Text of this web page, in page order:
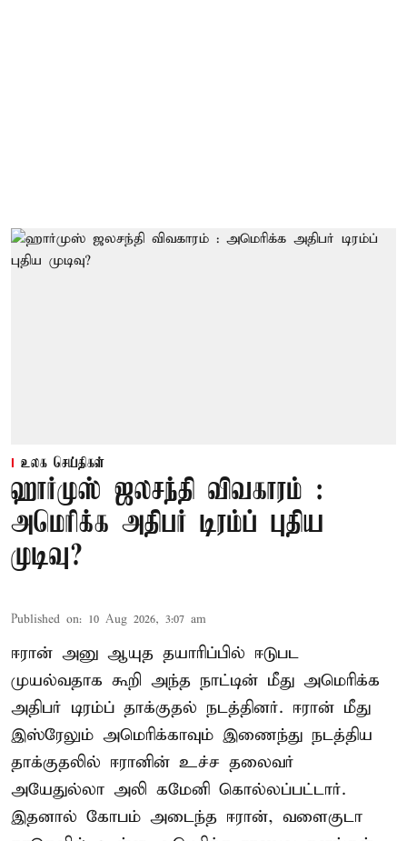
உலக செய்திகள்
ஹார்முஸ் ஜலசந்தி விவகாரம் :
அமெரிக்க அதிபர் டிரம்ப் புதிய
முடிவு?
Published on: 10 Aug 2026, 3:07 am
ஈரான் அனு ஆயுத தயாரிப்பில் ஈடுபட
முயல்வதாக கூறி அந்த நாட்டின் மீது அமெரிக்க
அதிபர் டிரம்ப் தாக்குதல் நடத்தினர். ஈரான் மீது
இஸ்ரேலும் அமெரிக்காவும் இணைந்து நடத்திய
தாக்குதலில் ஈரானின் உச்ச தலைவர்
அயேதுல்லா அலி கமேனி கொல்லப்பட்டார்.
இதனால் கோபம் அடைந்த ஈரான், வளைகுடா